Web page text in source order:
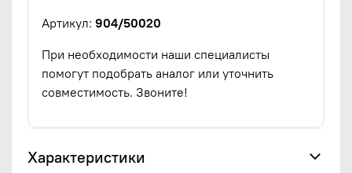
Артикул: 904/50020
При необходимости наши специалисты
помогут подобрать аналог или уточнить
совместимость. Звоните!
Характеристики